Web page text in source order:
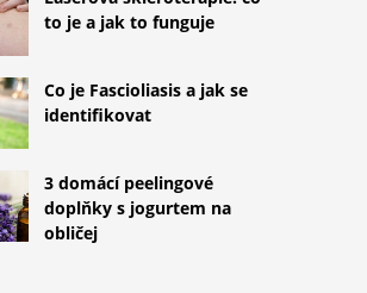
to je a jak to funguje
Co je Fascioliasis a jak se
identifikovat
3 domácí peelingové
doplňky s jogurtem na
obličej